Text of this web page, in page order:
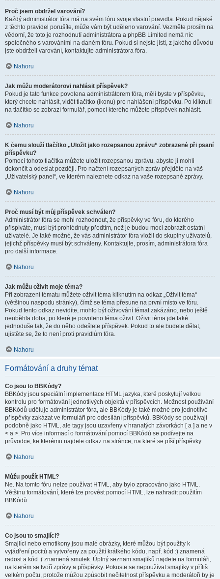
Proč jsem obdržel varování?
Každý administrátor fóra má na svém fóru svoje vlastní pravidla. Pokud nějaké
z těchto pravidel porušíte, může vám být uděleno varování. Vezměte prosím na
vědomí, že toto je rozhodnutí administrátora a phpBB Limited nemá nic
společného s varováními na daném fóru. Pokud si nejste jisti, z jakého důvodu
jste obdrželi varování, kontaktujte administrátora fóra.
Nahoru
Jak můžu moderátorovi nahlásit příspěvek?
Pokud je tato funkce povolena administrátorem fóra, měli byste v příspěvku,
který chcete nahlásit, vidět tlačítko (ikonu) pro nahlášení příspěvku. Po kliknutí
na tlačítko se zobrazí formulář, pomocí kterého můžete příspěvek nahlásit.
Nahoru
K čemu slouží tlačítko „Uložit jako rozepsanou zprávu“ zobrazené při psaní
příspěvku?
Pomocí tohoto tlačítka můžete uložit rozepsanou zprávu, abyste ji mohli
dokončit a odeslat později. Pro načtení rozepsaných zpráv přejděte na váš
„Uživatelský panel“, ve kterém naleznete odkaz na vaše rozepsané zprávy.
Nahoru
Proč musí být můj příspěvek schválen?
Administrátor fóra se mohl rozhodnout, že příspěvky ve fóru, do kterého
přispíváte, musí být prohlédnuty předtím, než je budou moci zobrazit ostatní
uživatelé. Je také možné, že vás administrátor fóra vložil do skupiny uživatelů,
jejichž příspěvky musí být schváleny. Kontaktujte, prosím, administrátora fóra
pro další informace.
Nahoru
Jak můžu oživit moje téma?
Při zobrazení tématu můžete oživit téma kliknutím na odkaz „Oživit téma“
(většinou naspodu stránky), čímž se téma přesune na první místo ve fóru.
Pokud tento odkaz nevidíte, mohlo být oživování témat zakázáno, nebo ještě
neuběhla doba, po které je povoleno téma oživit. Oživit téma jde také
jednoduše tak, že do něho odešlete příspěvek. Pokud to ale budete dělat,
ujistěte se, že to není proti pravidlům fóra.
Nahoru
Formátování a druhy témat
Co jsou to BBKódy?
BBKódy jsou speciální implementace HTML jazyka, které poskytují velkou
kontrolu pro formátování jednotlivých objektů v příspěvcích. Možnost používání
BBKódů uděluje administrátor fóra, ale BBKódy je také možné pro jednotlivé
příspěvky zakázat ve formuláři pro odesílání příspěvků. BBKódy se používají
podobně jako HTML, ale tagy jsou uzavřeny v hranatých závorkách [ a ] a ne v
< a >. Pro více informací o formátování pomocí BBKódů se podívejte na
průvodce, ke kterému najdete odkaz na stránce, na které se píší příspěvky.
Nahoru
Můžu použít HTML?
Ne. Na tomto fóru nelze používat HTML, aby bylo zpracováno jako HTML.
Většinu formátování, které lze provést pomocí HTML, lze nahradit použitím
BBKódů.
Nahoru
Co jsou to smajlíci?
Smajlíci nebo emotikony jsou malé obrázky, které můžou být použity k
vyjádření pocitů a vytvořeny za použití krátkého kódu, např. kód :) znamená
radost a kód :( znamená smutek. Úplný seznam smajlíků najdete na formuláři,
na kterém se tvoří zprávy a příspěvky. Pokuste se nepoužívat smajlíky v příliš
velkém počtu, protože můžou způsobit nečitelnost příspěvku a moderátoři by je